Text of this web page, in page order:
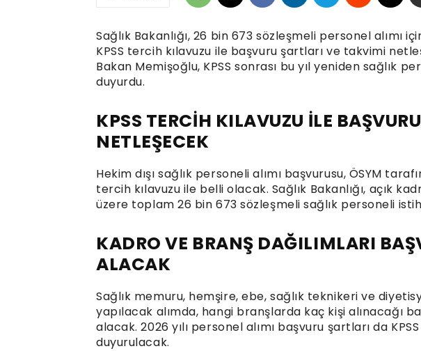
Sağlık Bakanlığı, 26 bin 673 sözleşmeli personel alımı
KPSS tercih kılavuzu ile başvuru şartları ve takvimi
Bakan Memişoğlu, KPSS sonrası bu yıl yeniden sağlık
duyurdu.
KPSS TERCİH KILAVUZU İLE
NETLEŞECEK
Hekim dışı sağlık personeli alımı başvurusu, ÖSYM
tercih kılavuzu ile belli olacak. Sağlık Bakanlığı, açık
üzere toplam 26 bin 673 sözleşmeli sağlık personeli
KADRO VE BRANŞ DAĞILIMLARI
ALACAK
Sağlık memuru, hemşire, ebe, sağlık teknikeri ve
yapılacak alımda, hangi branşlarda kaç kişi alınacağı
alacak. 2026 yılı personel alımı başvuru şartları da
duyurulacak.